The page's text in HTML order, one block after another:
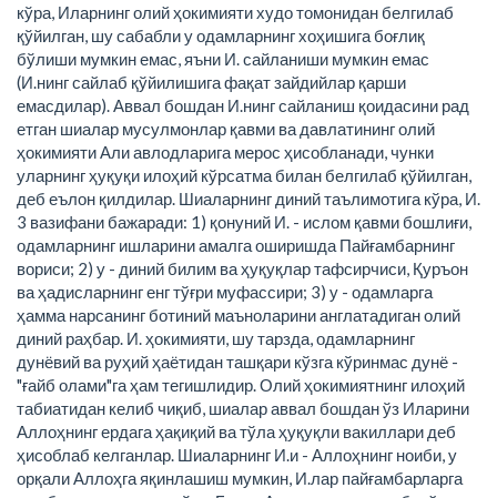
кўра, Иларнинг олий ҳокимияти худо томонидан белгилаб
қўйилган, шу сабабли у одамларнинг хоҳишига боғлиқ
бўлиши мумкин емас, яъни И. сайланиши мумкин емас
(И.нинг сайлаб қўйилишига фақат зайдийлар қарши
емасдилар). Аввал бошдан И.нинг сайланиш қоидасини рад
етган шиалар мусулмонлар қавми ва давлатининг олий
ҳокимияти Али авлодларига мерос ҳисобланади, чунки
уларнинг ҳуқуқи илоҳий кўрсатма билан белгилаб қўйилган,
деб еълон қилдилар. Шиаларнинг диний таълимотига кўра, И.
3 вазифани бажаради: 1) қонуний И. - ислом қавми бошлиғи,
одамларнинг ишларини амалга оширишда Пайғамбарнинг
вориси; 2) у - диний билим ва ҳуқуқлар тафсирчиси, Қуръон
ва ҳадисларнинг енг тўғри муфассири; 3) у - одамларга
ҳамма нарсанинг ботиний маъноларини англатадиган олий
диний раҳбар. И. ҳокимияти, шу тарзда, одамларнинг
дунёвий ва руҳий ҳаётидан ташқари кўзга кўринмас дунё -
"ғайб олами"га ҳам тегишлидир. Олий ҳокимиятнинг илоҳий
табиатидан келиб чиқиб, шиалар аввал бошдан ўз Иларини
Аллоҳнинг ердага ҳақиқий ва тўла ҳуқуқли вакиллари деб
ҳисоблаб келганлар. Шиаларнинг И.и - Аллоҳнинг ноиби, у
орқали Аллоҳга яқинлашиш мумкин, И.лар пайғамбарларга